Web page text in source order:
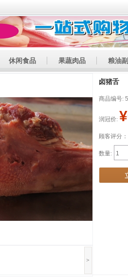
休闲食品 果蔬肉品 粮油
>
卤猪舌
商品编号: 5
润冠价:
顾客评分
数量: